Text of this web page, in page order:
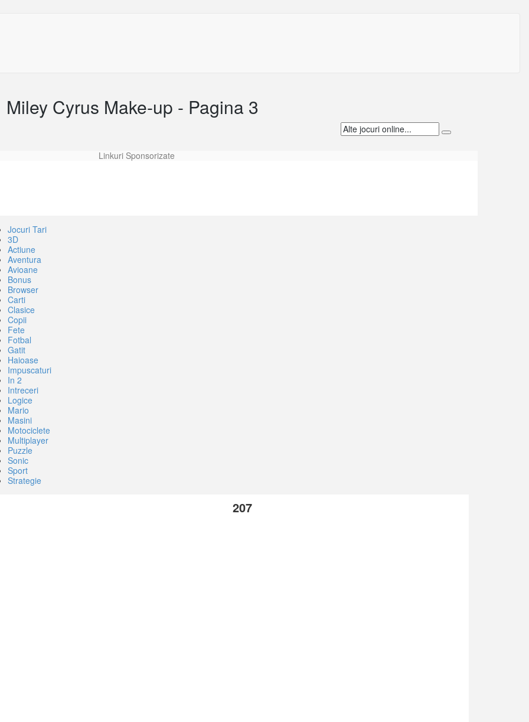
Miley Cyrus Make-up - Pagina 3
Linkuri Sponsorizate
Jocuri Tari
3D
Actiune
Aventura
Avioane
Bonus
Browser
Carti
Clasice
Copii
Fete
Fotbal
Gatit
Haioase
Impuscaturi
In 2
Intreceri
Logice
Mario
Masini
Motociclete
Multiplayer
Puzzle
Sonic
Sport
Strategie
207